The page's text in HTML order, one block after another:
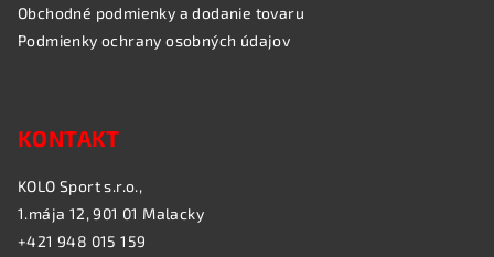
Obchodné podmienky a dodanie tovaru
Podmienky ochrany osobných údajov
KONTAKT
KOLO Sport s.r.o.,
1.mája 12, 901 01 Malacky
+421 948 015 159